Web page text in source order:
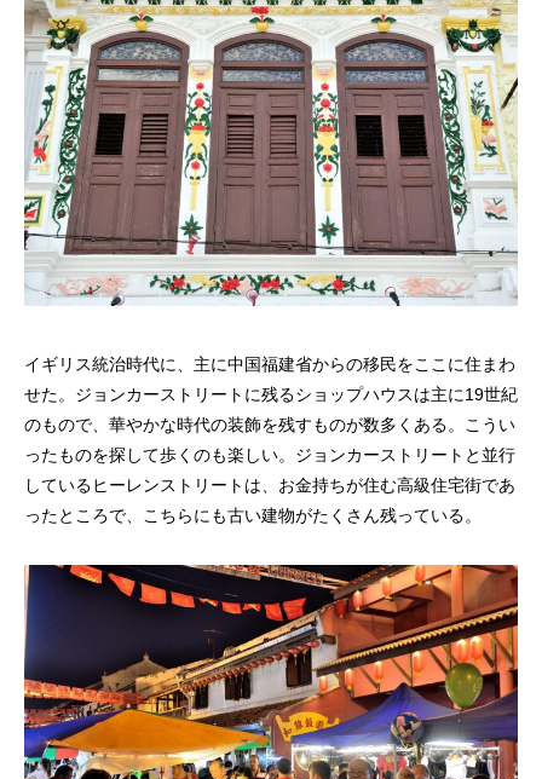
イギリス統治時代に、主に中国福建省からの移民をここに住まわ
せた。ジョンカーストリートに残るショップハウスは主に19世紀
のもので、華やかな時代の装飾を残すものが数多くある。こうい
ったものを探して歩くのも楽しい。ジョンカーストリートと並行
しているヒーレンストリートは、お金持ちが住む高級住宅街であ
ったところで、こちらにも古い建物がたくさん残っている。